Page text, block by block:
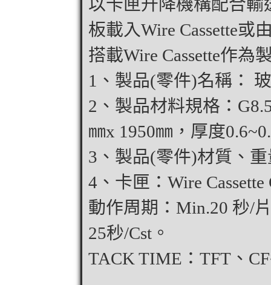
以卡匣升降機構配合
板載入Wire Cassette或
搭載Wire Cassette作為
1、製品(零件)名稱：
2、製品材料規格：
㎜x 1950㎜，厚度
3、製品(零件)材質、
4、卡匣：Wire
動作周期：Min.20 秒/
25秒/Cst。
TACK TIME：TFT、